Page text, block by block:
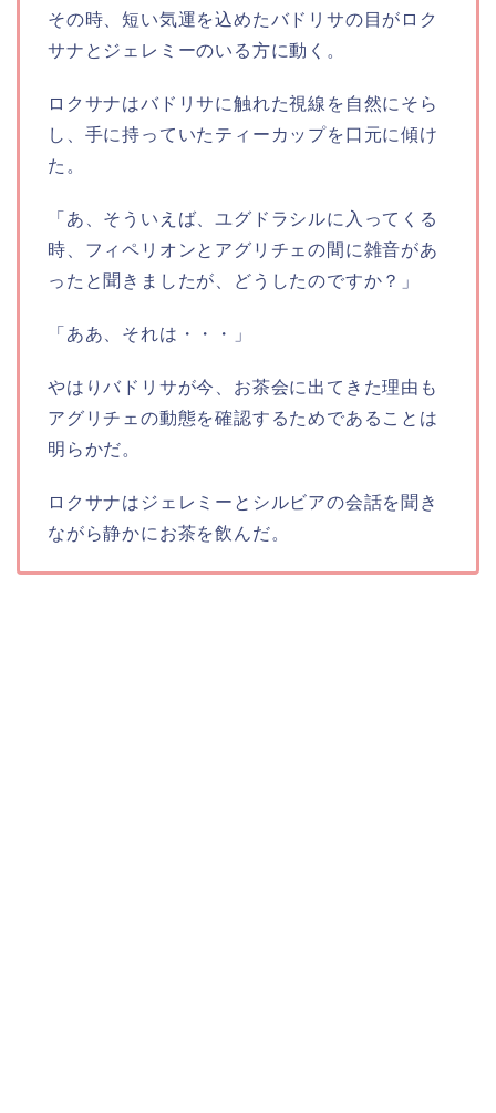
その時、短い気運を込めたバドリサの目がロク
サナとジェレミーのいる方に動く。
ロクサナはバドリサに触れた視線を自然にそら
し、手に持っていたティーカップを口元に傾け
た。
「あ、そういえば、ユグドラシルに入ってくる
時、フィペリオンとアグリチェの間に雑音があ
ったと聞きましたが、どうしたのですか？」
「ああ、それは・・・」
やはりバドリサが今、お茶会に出てきた理由も
アグリチェの動態を確認するためであることは
明らかだ。
ロクサナはジェレミーとシルビアの会話を聞き
ながら静かにお茶を飲んだ。